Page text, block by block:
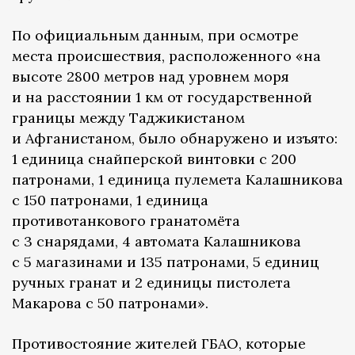
По официальным данным, при осмотре
места происшествия, расположенного «на
высоте 2800 метров над уровнем моря
и на расстоянии 1 км от государственной
границы между Таджикистаном
и Афганистаном, было обнаружено и изъято:
1 единица снайперской винтовки с 200
патронами, 1 единица пулемета Калашникова
с 150 патронами, 1 единица
противотанкового гранатомёта
с 3 снарядами, 4 автомата Калашникова
с 5 магазинами и 135 патронами, 5 единиц
ручных гранат и 2 единицы пистолета
Макарова с 50 патронами».
Противостояние жителей ГБАО, которые